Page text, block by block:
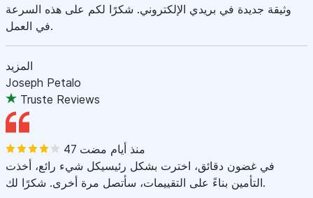
وثيقة جديدة في بريدي الإلكتروني. شكرًا لكم على هذه السرعة
في العمل.
المزيد
Joseph Petalo
Truste Reviews
47 منذ أيام مضت
في غضون دقائق، اخترت بشكل رئيسيكل شيء رائع، أخذت
التأمين بناءً على التقييمات، سأتصل مرة أخرى. شكرًا لك.